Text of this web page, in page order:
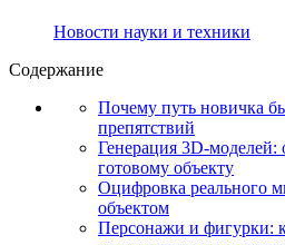
Новости науки и техники
Содержание
Почему путь новичка
препятствий
Генерация 3D-моделей:
готовому объекту
Оцифровка реального
объектом
Персонажи и фигурки: